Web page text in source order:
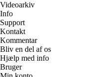
Videoarkiv
Info
Support
Kontakt
Kommentar
Bliv en del af os
Hjælp med info
Bruger